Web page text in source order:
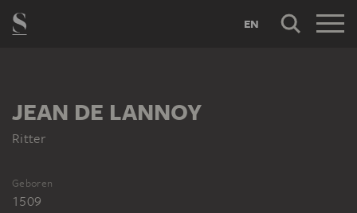
EN
JEAN DE LANNOY
Ritter
Geboren
1509